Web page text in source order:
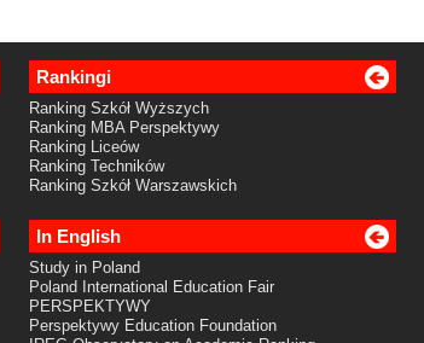
Rankingi
Ranking Szkół Wyższych
Ranking MBA Perspektywy
Ranking Liceów
Ranking Techników
Ranking Szkół Warszawskich
In English
Study in Poland
Poland International Education Fair
PERSPEKTYWY
Perspektywy Education Foundation